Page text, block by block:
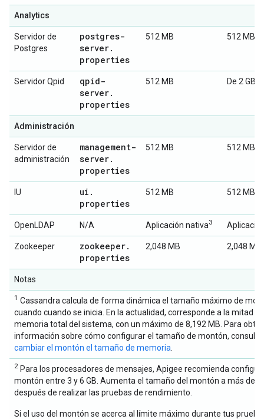
Analytics
Servidor de
Postgres
postgres-
server.
properties
512 MB 512 MB
Servidor Qpid
qpid-
server.
properties
512 MB De 2 GB
Administración
Servidor de
administración
management-
server.
properties
512 MB 512 MB
IU ui .
properties
512 MB 512 MB
OpenLDAP N/A Aplicación nativa3
Zookeeper zookeeper.
properties
2,048 MB 2,048 MB
Notas
1 Cassandra calcula de forma dinámica el tamaño máximo de
cuando cuando se inicia. En la actualidad, corresponde a la mitad
memoria total del sistema, con un máximo de 8,192 MB. Para
información sobre cómo configurar el tamaño de montón, consulta
cambiar el montón el tamaño de memoria
2 Para los procesadores de mensajes, Apigee recomienda
montón entre 3 y 6 GB. Aumenta el tamaño del montón a más de 6
después de realizar las pruebas de rendimiento.
Si el uso del montón se acerca al límite máximo durante tus